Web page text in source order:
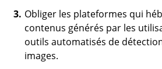
Obliger les plateformes qui
contenus générés par les
outils automatisés de
images.